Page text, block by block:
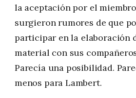
la aceptación por el
surgieron rumores de que
participar en la elaboración
material con sus
Parecía una posibilidad.
menos para Lambert.